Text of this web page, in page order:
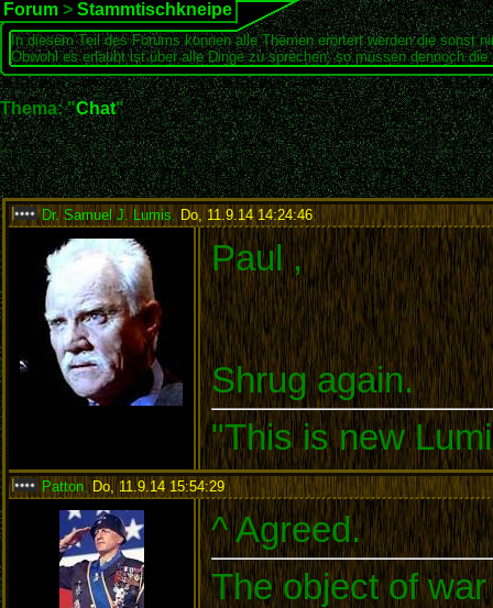
Forum > Stammtischkneipe
In diesem Teil des Forums können alle Themen erörtert werden die sonst
Obwohl es erlaubt ist über alle Dinge zu sprechen, so müssen dennoch
Thema: "Chat"
Dr. Samuel J. Lumis Do, 11.9.14 14:24:46:
Paul ,
Shrug again.
"This is new
Patton, Do, 11.9.14 15:54:29:
^ Agreed.
The object of